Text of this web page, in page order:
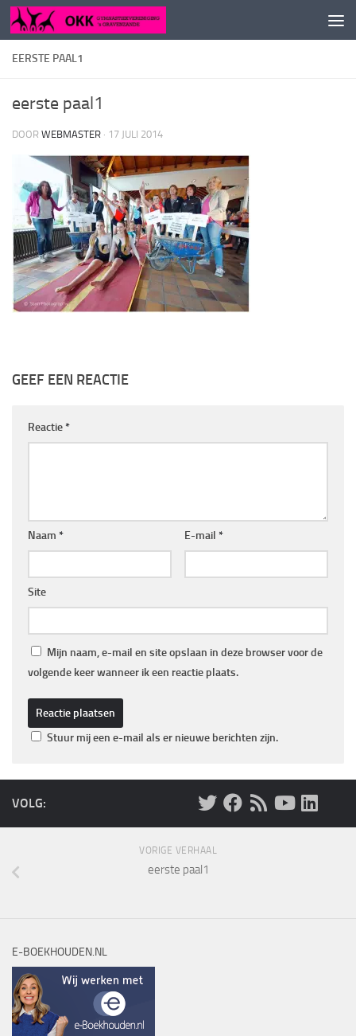
Doorgaan naar inhoud
EERSTE PAAL1
eerste paal1
DOOR WEBMASTER · 17 JULI 2014
GEEF EEN REACTIE
Reactie*
Naam * E-mail *
Site
Mijn naam, e-mail en site opslaan in deze browser voor de
volgende keer wanneer ik een reactie plaats.
Stuur mij een e-mail als er nieuwe berichten zijn.
VOLG:
VORIGE VERHAAL
eerste paal1
E-BOEKHOUDEN.NL